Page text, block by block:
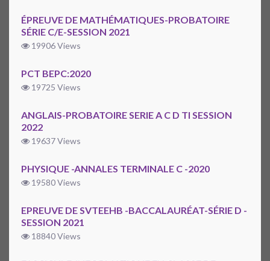
ÉPREUVE DE MATHÉMATIQUES-PROBATOIRE
SÉRIE C/E-SESSION 2021
19906 Views
PCT BEPC:2020
19725 Views
ANGLAIS-PROBATOIRE SERIE A C D TI SESSION
2022
19637 Views
PHYSIQUE -ANNALES TERMINALE C -2020
19580 Views
EPREUVE DE SVTEEHB -BACCALAURÉAT-SÉRIE D -
SESSION 2021
18840 Views